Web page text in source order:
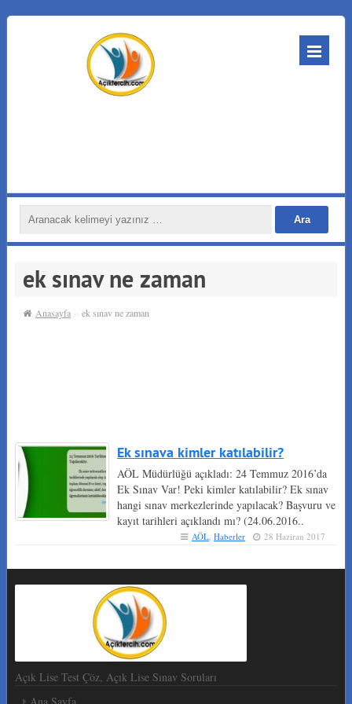
ek sınav ne zaman
Anasayfa ›› ek sınav ne zaman
Ek sınava kimler katılabilir?
AÖL Müdürlüğü açıkladı: 24 Temmuz 2016’da
Ek Sınav Var! Peki kimler katılabilir? Ek sınav
hangi sınav merkezlerinde yapılacak? Başvuru ve
kayıt tarihleri açıklandı mı? (24.06.2016..
AÖL ,Haberler 28 Haziran 2017
Açık Lise Test Çöz, Açık Lise Sınav Soruları